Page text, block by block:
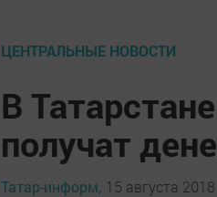
ЦЕНТРАЛЬНЫЕ НОВОСТИ
В
получат
Татар-информ, 15 августа